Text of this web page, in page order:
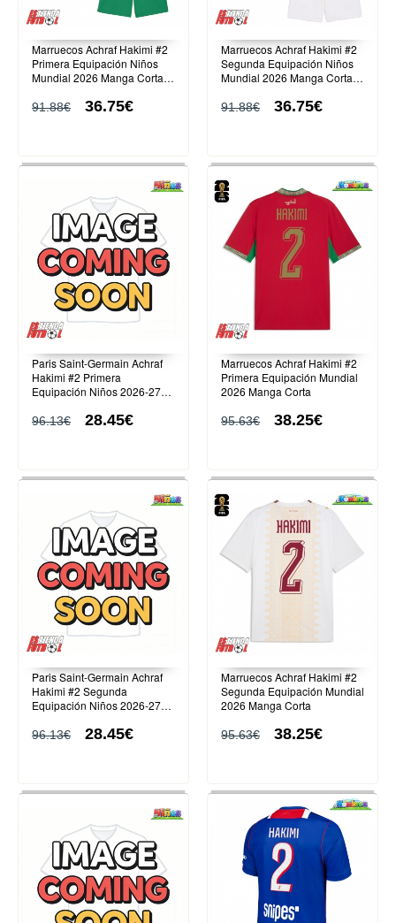
Marruecos Achraf Hakimi #2
Primera Equipación Niños
Mundial 2026 Manga Corta
91.88€ 36.75€
Marruecos Achraf Hakimi #2
Segunda Equipación Niños
Mundial 2026 Manga Corta
91.88€ 36.75€
Paris Saint-Germain Achraf
Hakimi #2 Primera
Equipación Niños 2026-27
cortos)
96.13€ 28.45€
Marruecos Achraf Hakimi #2
Primera Equipación Mundial
2026 Manga Corta
95.63€ 38.25€
Paris Saint-Germain Achraf
Hakimi #2 Segunda
Equipación Niños 2026-27
cortos)
96.13€ 28.45€
Marruecos Achraf Hakimi #2
Segunda Equipación Mundial
2026 Manga Corta
95.63€ 38.25€